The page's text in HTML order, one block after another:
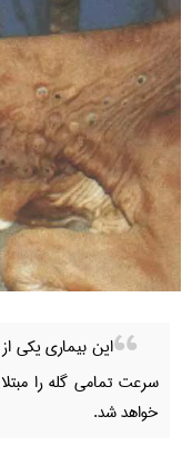
این بیماری یکی
سرعت تمامی گله را
خواهد شد.